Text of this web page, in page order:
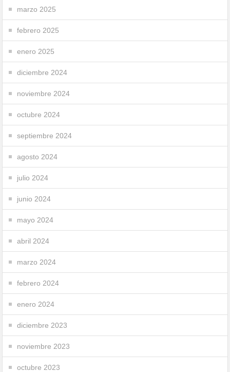
marzo 2025
febrero 2025
enero 2025
diciembre 2024
noviembre 2024
octubre 2024
septiembre 2024
agosto 2024
julio 2024
junio 2024
mayo 2024
abril 2024
marzo 2024
febrero 2024
enero 2024
diciembre 2023
noviembre 2023
octubre 2023